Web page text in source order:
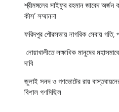
শ্রীমঙ্গলের সাইফুর রহমান জাবেদ অর্জন
কীস’ সম্মাননা
ফরিদপুর পৌরসভায় নাগরিক সেবায়
নোয়াখালীতে লক্ষাধিক মানুষের
দাবি
জুলাই সনদ ও গণভোটের রায় বাস্তবায়নের
বিশাল গণমিছিল